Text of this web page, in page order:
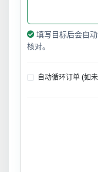
填写目标后会自
核对。
自动循环订单 (如